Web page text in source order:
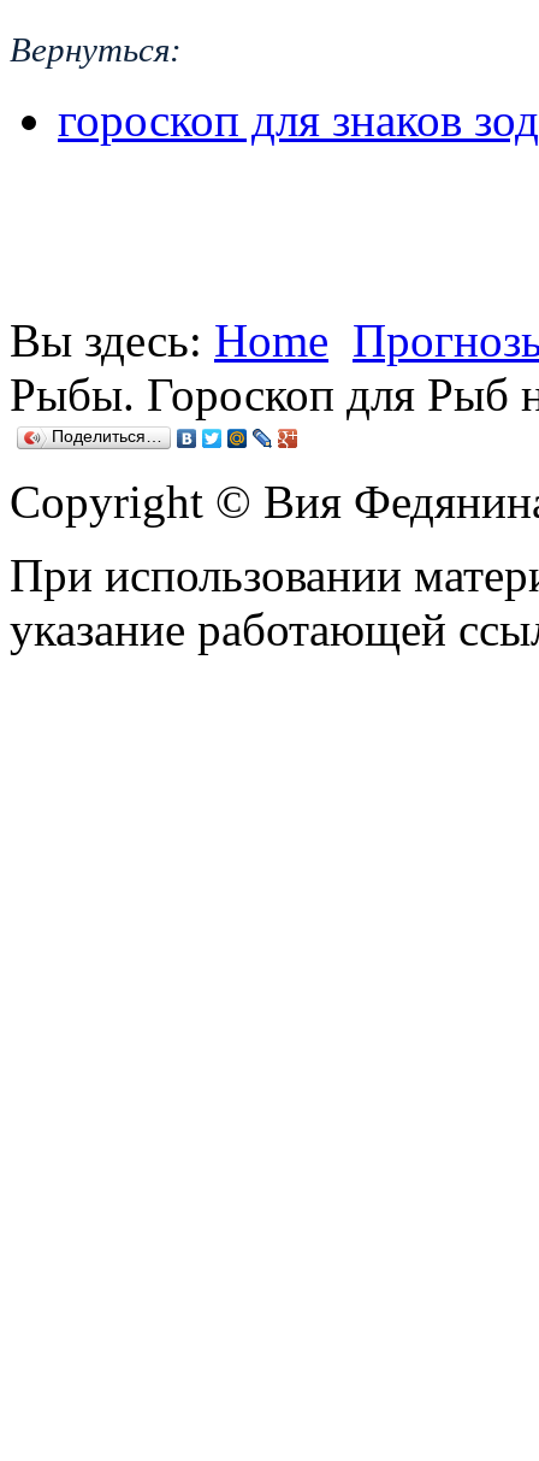
Вернуться:
гороскоп для знаков
Вы здесь: Home
Рыбы. Гороскоп для Рыб
Поделиться…
Copyright © Вия
При использовании
указание работающей